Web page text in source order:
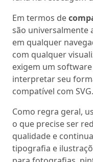
Em termos de
são universalmente
em qualquer
com qualquer
exigem um
interpretar seu
compatível com SVG.
Como regra geral,
o que precise ser
qualidade e
tipografia e